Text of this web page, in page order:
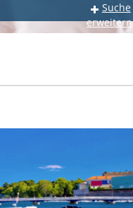
Suche
erweitern